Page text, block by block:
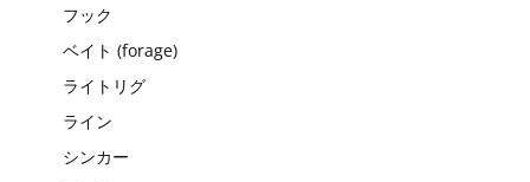
フック
ベイト (forage)
ライトリグ
ライン
シンカー